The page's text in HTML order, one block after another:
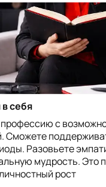
членов семьи
работы с
востребован в
учреждения
службы и центры
себя
с
Сможете
Разовьете
мудрость. Это
рост